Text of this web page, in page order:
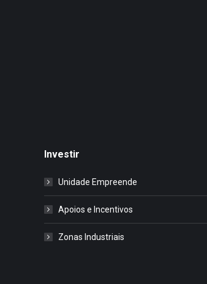
Investir
Unidade Empreende
Apoios e Incentivos
Zonas Industriais